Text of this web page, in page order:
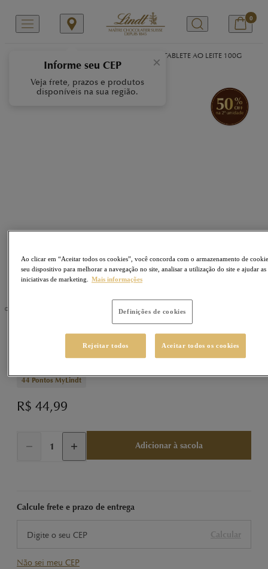
×
Informe seu CEP
Veja frete, prazos e produtos
disponíveis na sua região.
0
LINDOR TABLETE AO LEITE 100G
Sku400035
LINDOR Tablete ao Leite 100g
44Pontos MyLindt
R$ 44,99
Adicionar à sacola
Calcule frete e prazo de entrega
Calcular
Não sei meu CEP
Ao clicar em “Aceitar todos os cookies”, você concorda com o armazenamento de
seu dispositivo para melhorar a navegação no site, analisar a utilização do site e ajudar as
iniciativas de marketing. Mais informações
Definições de cookies
Rejeitar todos Aceitar todos os cookies